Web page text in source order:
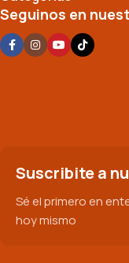
Seguinos en
Suscribite a
Sé el primero en
hoy mismo